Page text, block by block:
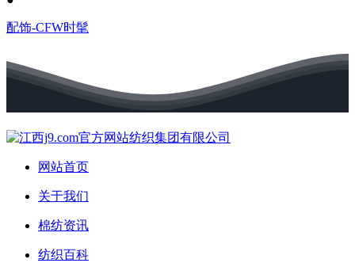
配饰-CFW时髦
网站首页
关于我们
棉纺资讯
纺织百科